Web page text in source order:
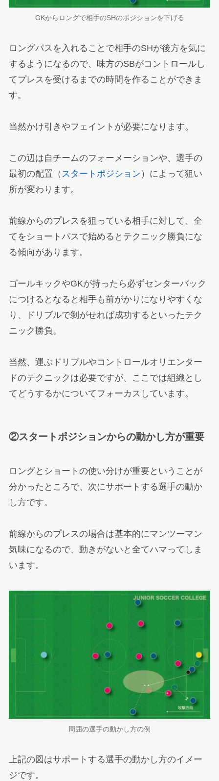
GKからロングで相手のSHのポジションを下げる
ロングパスを入れることで相手のSHが後方を気に
するようになるので、味方のSBがコントロールし
てプレスを受けるまでの時間を作ることができま
す。
当然かけ引きやフェイントが必要になります。
この辺は自チームのフォーメーションや、選手の
最初の配置（ スタートポジション ）によって狙い
所が変わります。
前線からのプレスを狙っている相手に対して、全
てをショートパスで始めるとテクニック勝負にな
る傾向があります。
ゴールキックやGKが持ったら必ずセンターバック
につけるとなると相手も前がかりになりやすくな
り、ドリブルで剝がせれば成功するといったテク
ニック勝負。
当然、運ぶドリブルやコントロールオリエンター
ドのテクニックは必要ですが、ここでは組織とし
てどうするかについてフォーカスしています。
②スタートポジションからの動かし方が重要
ロングとショートの使い分けが重要ということが
分かったところで、次にサポートする選手の動か
し方です。
前線からのプレスの場合は基本的にマンツーマン
気味になるので、動きがないと全てハマってしま
います。
周囲の選手の動かし方の例
上記の図はサポートする選手の動かし方のイメー
ジです。